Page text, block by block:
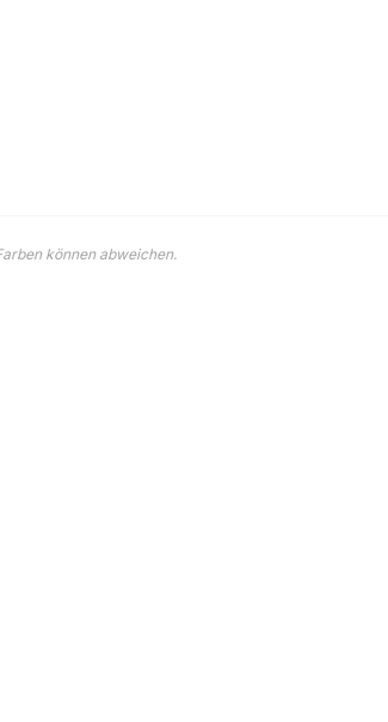
können abweichen.